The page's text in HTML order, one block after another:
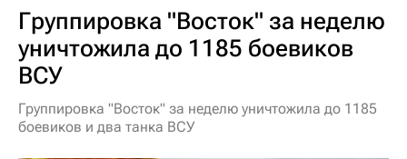
Группировка "Восток" за неделю
уничтожила до 1185 боевиков
ВСУ
Группировка "Восток" за неделю уничтожила до 1185
боевиков и два танка ВСУ